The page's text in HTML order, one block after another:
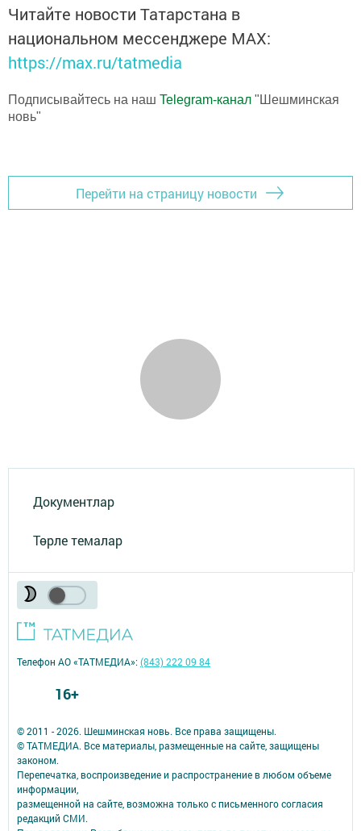
Читайте новости Татарстана в
национальном мессенджере MАХ:
https://max.ru/tatmedia
Подписывайтесь на наш Telegram-канал "Шешминская
новь"
Перейти на страницу новости
Документлар
Төрле темалар
© 2011 - 2026. Шешминская новь. Все права защищены.
© ТАТМЕДИА. Все материалы, размещенные на сайте, защищены
законом.
Перепечатка, воспроизведение и распространение в любом объеме
информации,
размещенной на сайте, возможна только с письменного согласия
редакций СМИ.
Телефон АО «ТАТМЕДИА»:(843) 222 09 84
16+